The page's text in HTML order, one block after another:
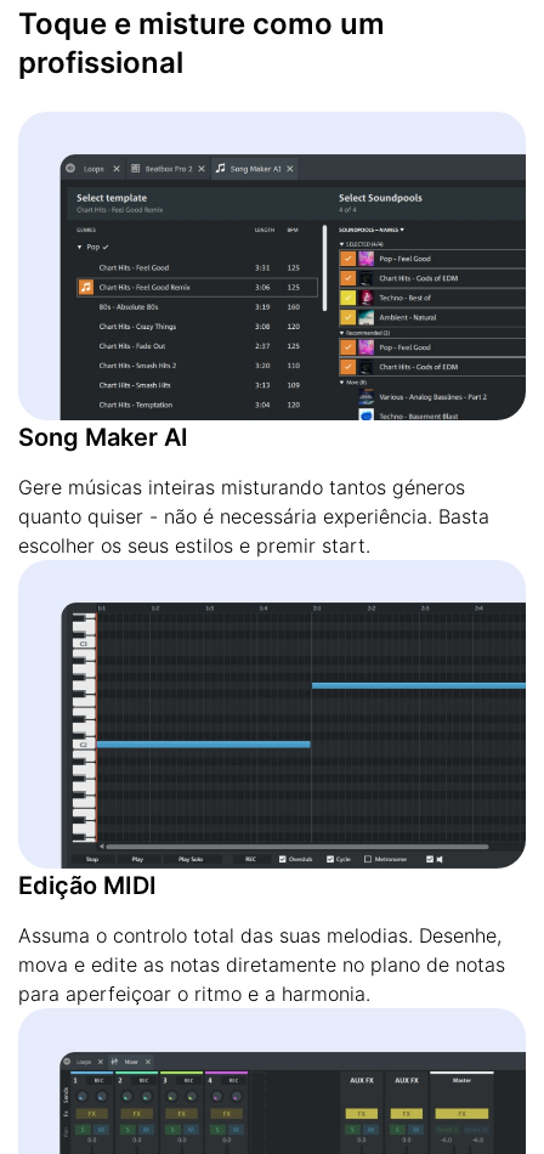
Toque e misture como um
profissional
Song Maker AI
Gere músicas inteiras misturando tantos géneros
quanto quiser - não é necessária experiência. Basta
escolher os seus estilos e premir start.
Edição MIDI
Assuma o controlo total das suas melodias. Desenhe,
mova e edite as notas diretamente no plano de notas
para aperfeiçoar o ritmo e a harmonia.